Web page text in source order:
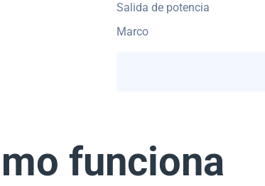
Salida de potencia
Marco
funciona